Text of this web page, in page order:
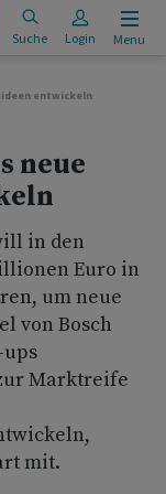
Suche Login Menu
entwickeln
neue
in den
Euro in
um neue
von Bosch
ups
Marktreife
mit.